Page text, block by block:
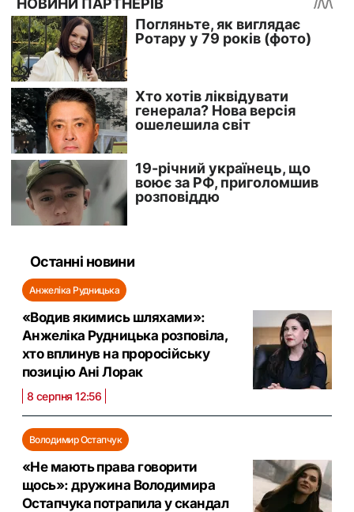
Останні новини
Анжеліка Рудницька
«Водив якимись шляхами»:
Анжеліка Рудницька розповіла,
хто вплинув на проросійську
позицію Ані Лорак
8 серпня 12:56
Володимир Остапчук
«Не мають права говорити
щось»: дружина Володимира
Остапчука потрапила у скандал